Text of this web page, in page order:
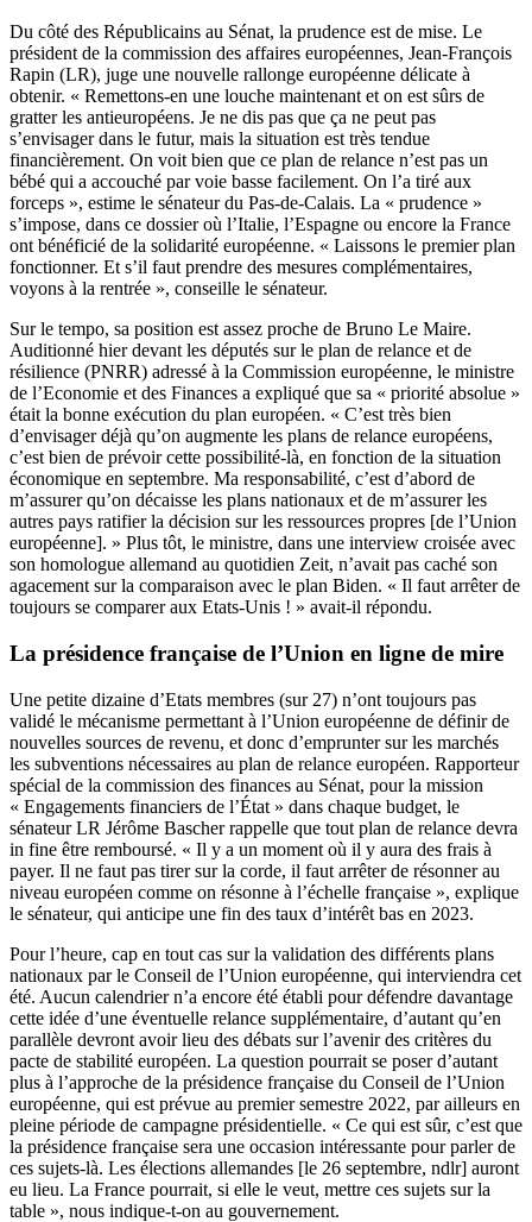
Du côté des Républicains au Sénat, la prudence est de mise. Le
président de la commission des affaires européennes, Jean-François
Rapin (LR), juge une nouvelle rallonge européenne délicate à
obtenir. « Remettons-en une louche maintenant et on est sûrs de
gratter les antieuropéens. Je ne dis pas que ça ne peut pas
s’envisager dans le futur, mais la situation est très tendue
financièrement. On voit bien que ce plan de relance n’est pas un
bébé qui a accouché par voie basse facilement. On l’a tiré aux
forceps », estime le sénateur du Pas-de-Calais. La « prudence »
s’impose, dans ce dossier où l’Italie, l’Espagne ou encore la France
ont bénéficié de la solidarité européenne. « Laissons le premier plan
fonctionner. Et s’il faut prendre des mesures complémentaires,
voyons à la rentrée », conseille le sénateur.
Sur le tempo, sa position est assez proche de Bruno Le Maire.
Auditionné hier devant les députés sur le plan de relance et de
résilience (PNRR) adressé à la Commission européenne, le ministre
de l’Economie et des Finances a expliqué que sa « priorité absolue »
était la bonne exécution du plan européen. « C’est très bien
d’envisager déjà qu’on augmente les plans de relance européens,
c’est bien de prévoir cette possibilité-là, en fonction de la situation
économique en septembre. Ma responsabilité, c’est d’abord de
m’assurer qu’on décaisse les plans nationaux et de m’assurer les
autres pays ratifierla décision sur les ressources propres [de l’Union
européenne]. » Plus tôt, le ministre, dans une interview croisée avec
son homologue allemand au quotidien Zeit, n’avait pas caché son
agacement sur la comparaison avec le plan Biden. « Il faut arrêter de
toujours se comparer aux Etats-Unis ! » avait-il répondu.
La présidence française de l’Union en ligne de mire
Une petite dizaine d’Etats membres (sur 27) n’ont toujours pas
validé le mécanisme permettant à l’Union européenne de définir de
nouvelles sources de revenu, et donc d’emprunter sur les marchés
les subventions nécessaires au plan de relance européen. Rapporteur
spécial de la commission des finances au Sénat, pour la mission
« Engagements financiers de l’État » dans chaque budget, le
sénateur LR Jérôme Bascher rappelle que tout plan de relance devra
in fine être remboursé. « Il y a un moment où il y aura des frais à
payer. Il ne faut pas tirer sur la corde, il faut arrêter de résonner au
niveau européen comme on résonne à l’échelle française », explique
le sénateur, qui anticipe une fin des taux d’intérêt bas en 2023.
Pour l’heure, cap en tout cas sur la validation des différents plans
nationaux par le Conseil de l’Union européenne, qui interviendra cet
été. Aucun calendrier n’a encore été établi pour défendre davantage
cette idée d’une éventuelle relance supplémentaire, d’autant qu’en
parallèle devront avoir lieu des débats sur l’avenir des critères du
pacte de stabilité européen. La question pourrait se poser d’autant
plus à l’approche de la présidence française du Conseil de l’Union
européenne, qui est prévue au premier semestre 2022, par ailleurs en
pleine période de campagne présidentielle. « Ce qui est sûr, c’est que
la présidence française sera une occasion intéressante pour parler de
ces sujets-là. Les élections allemandes [le 26 septembre, ndlr] auront
eu lieu. La France pourrait, si elle le veut, mettre ces sujets sur la
table », nous indique-t-on au gouvernement.